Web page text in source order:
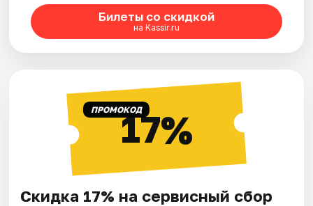
Билеты со скидкой
на Kassir.ru
ПРОМОКОД17%
Скидка 17% на сервисный сбор